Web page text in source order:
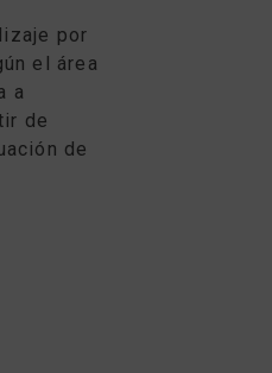
por
el área
a
de
de